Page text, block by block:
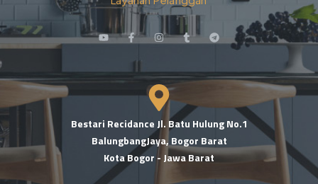
Bestari Recidance Jl. Batu Hulung No.1
BalungbangJaya, Bogor Barat
Kota Bogor - Jawa Barat